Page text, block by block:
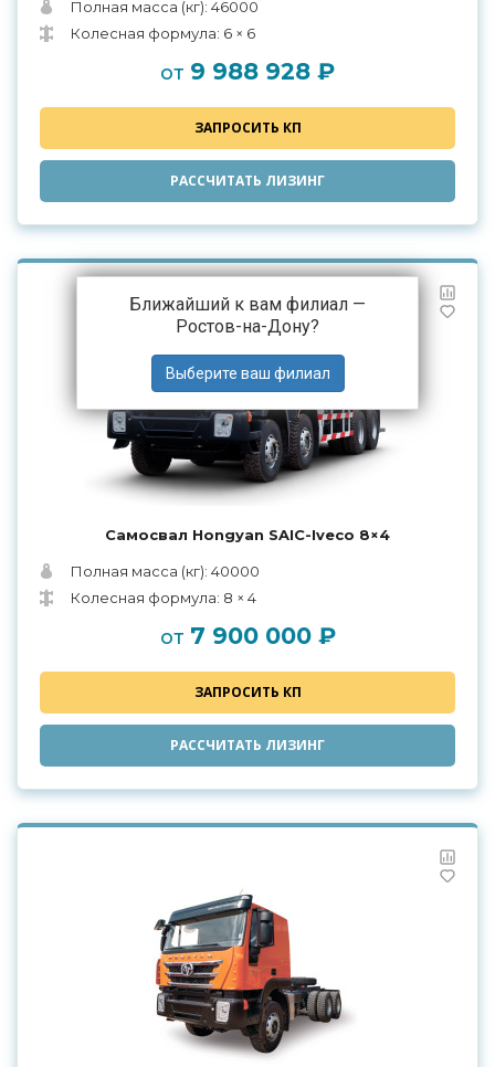
Ближайший к вам филиал —
Ростов-на-Дону?
Полная масса (кг): 46000
Колесная формула: 6 × 6
от 9 988 928 ₽
ЗАПРОСИТЬ КП
РАССЧИТАТЬ ЛИЗИНГ
Самосвал Hongyan SAIC-Iveco 8×4
Полная масса (кг): 40000
Колесная формула: 8 × 4
от 7 900 000 ₽
ЗАПРОСИТЬ КП
РАССЧИТАТЬ ЛИЗИНГ